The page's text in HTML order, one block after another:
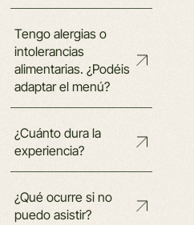
Tengo alergias o
intolerancias
alimentarias. ¿Podéis
adaptar el menú?
¿Cuánto dura la
experiencia?
¿Qué ocurre si no
puedo asistir?